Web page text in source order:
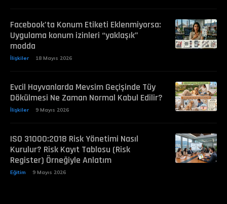
Facebook’ta Konum Etiketi Eklenmiyorsa:
Uygulama konum izinleri “yaklaşık”
modda
İlişkiler 18 Mayıs 2026
Evcil Hayvanlarda Mevsim Geçişinde Tüy
Dökülmesi Ne Zaman Normal Kabul Edilir?
İlişkiler 9 Mayıs 2026
ISO 31000:2018 Risk Yönetimi Nasıl
Kurulur? Risk Kayıt Tablosu (Risk
Register) Örneğiyle Anlatım
Eğitim 9 Mayıs 2026